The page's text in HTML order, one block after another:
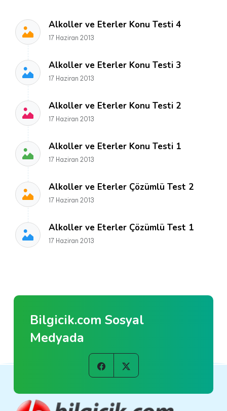
Alkoller ve Eterler Konu Testi 4
17 Haziran 2013
Alkoller ve Eterler Konu Testi 3
17 Haziran 2013
Alkoller ve Eterler Konu Testi 2
17 Haziran 2013
Alkoller ve Eterler Konu Testi 1
17 Haziran 2013
Alkoller ve Eterler Çözümlü Test 2
17 Haziran 2013
Alkoller ve Eterler Çözümlü Test 1
17 Haziran 2013
Bilgicik.com Sosyal
Medyada